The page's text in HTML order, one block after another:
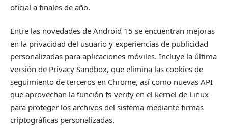
oficial a finales de año.
Entre las novedades de Android 15 se encuentran mejoras
en la privacidad del usuario y experiencias de publicidad
personalizadas para aplicaciones móviles. Incluye la última
versión de Privacy Sandbox, que elimina las cookies de
seguimiento de terceros en Chrome, así como nuevas API
que aprovechan la función fs-verity en el kernel de Linux
para proteger los archivos del sistema mediante firmas
criptográficas personalizadas.